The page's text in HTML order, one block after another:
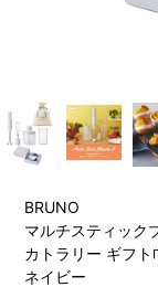
BRUNO
マルチスティック
カトラリー ギフ
ネイビー